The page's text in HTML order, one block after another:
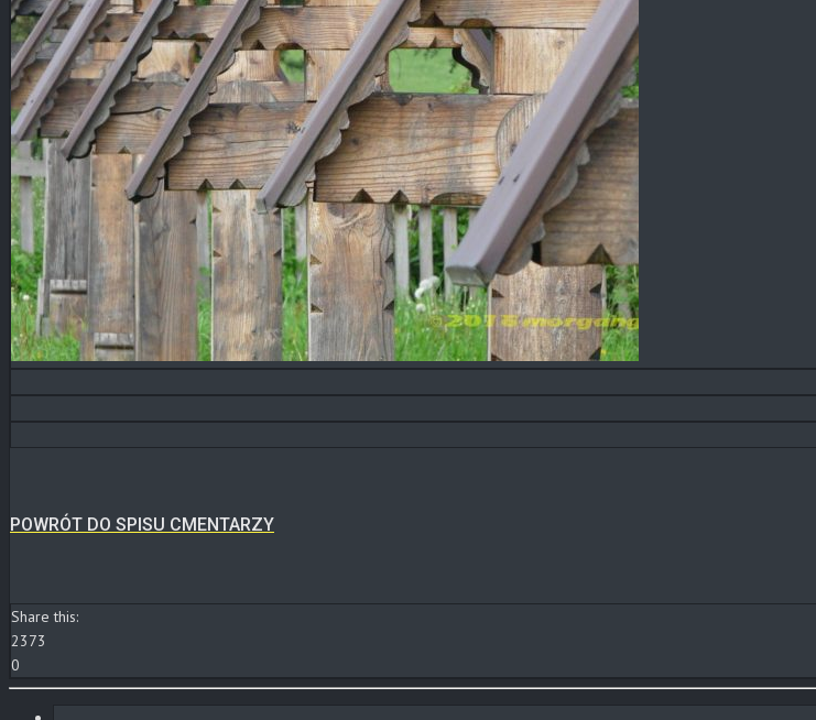
POZOSTAŁE
Blog
KONTAKT
POWRÓT DO SPISU CMENTARZY
Share this:
2373
0